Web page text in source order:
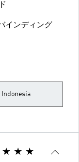
インディング
Indonesia